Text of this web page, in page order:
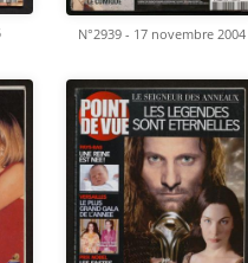
N°2939 - 17 novembre 2004